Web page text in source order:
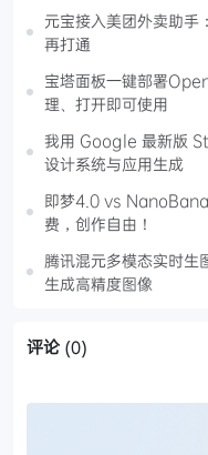
元宝接入美团外卖助手
再打通
宝塔面板一键部署
理、打开即可使用
我用 Google 最新版
设计系统与应用生成
即梦4.0 vs
费，创作自由！
腾讯混元多模态实时生
生成高精度图像
评论 (0)